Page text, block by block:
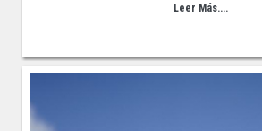
Leer Más....